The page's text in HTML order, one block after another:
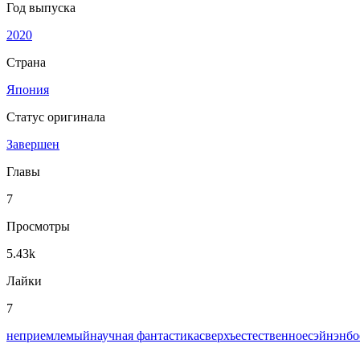
Год выпуска
2020
Страна
Япония
Статус оригинала
Завершен
Главы
7
Просмотры
5.43k
Лайки
7
неприемлемыйнаучная фантастикасверхъестественноесэйнэн